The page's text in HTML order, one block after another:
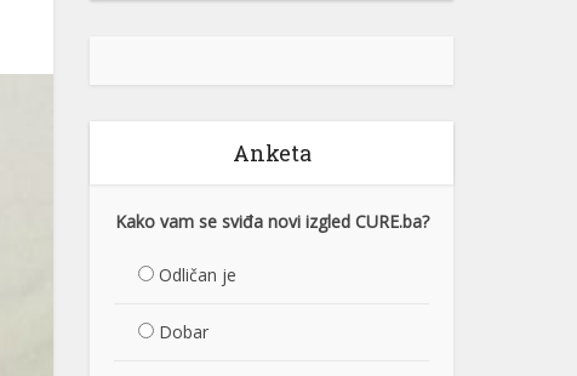
Anketa
Kako vam se sviđa novi izgled CURE.ba?
Odličan je
Dobar